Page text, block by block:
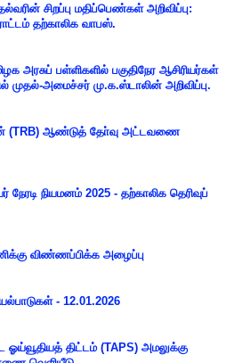
சிறப்பு மதிப்பெண்கள் அறிவிப்பு:
தற்காலிக வாபஸ்.
அரசுப் பள்ளிகளில் பகுதிநேர ஆசிரியர்கள்
முதல்-அமைச்சர் மு.க.ஸ்டாலின் அறிவிப்பு.
(TRB) ஆண்டுத் தோ்வு அட்டவணை
நேரடி நியமனம் 2025 - தற்காலிக தெரிவுப்
விண்ணப்பிக்க அழைப்பு
- 12.01.2026
ஓய்வூதியத் திட்டம் (TAPS) அமலுக்கு